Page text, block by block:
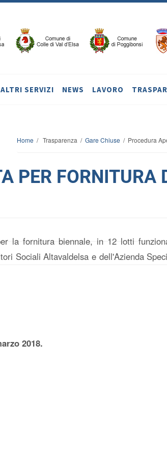
ALTRI SERVIZI NEWS LAVORO
Home / Trasparenza / Gare Chiuse / Procedura
PER FORNITURA
la fornitura biennale, in 12 lotti
Sociali Altavaldelsa e dell'Azienda
2018.